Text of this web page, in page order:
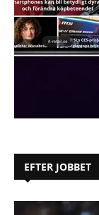
EFTER JOBBET